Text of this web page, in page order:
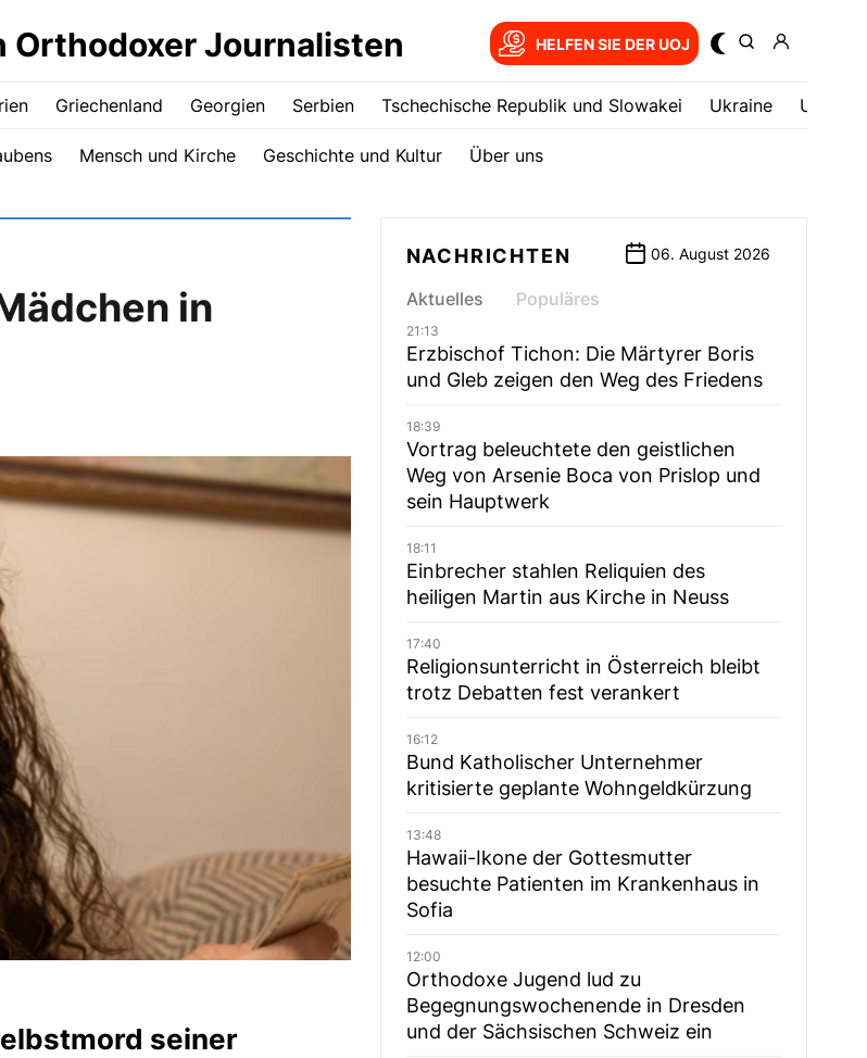
Orthodoxer Journalisten HELFEN SIE DER UOJ
Griechenland Georgien Serbien Tschechische Republik und Slowakei Ukrainе USA
Mensch und Kirche Geschichte und Kultur Über uns
in
seiner
NACHRICHTEN 06. August 2026
Aktuelles Populäres
21:13
Erzbischof Tichon: Die Märtyrer Boris
und Gleb zeigen den Weg des Friedens
18:39
Vortrag beleuchtete den geistlichen
Weg von Arsenie Boca von Prislop und
sein Hauptwerk
18:11
Einbrecher stahlen Reliquien des
heiligen Martin aus Kirche in Neuss
17:40
Religionsunterricht in Österreich bleibt
trotz Debatten fest verankert
16:12
Bund Katholischer Unternehmer
kritisierte geplante Wohngeldkürzung
13:48
Hawaii-Ikone der Gottesmutter
besuchte Patienten im Krankenhaus in
Sofia
12:00
Orthodoxe Jugend lud zu
Begegnungswochenende in Dresden
und der Sächsischen Schweiz ein